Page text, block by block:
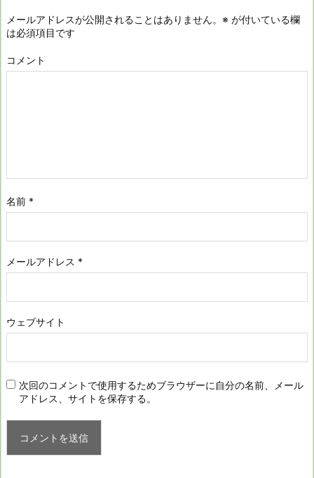
メールアドレスが公開されることはありません。 ※ が付いている欄
は必須項目です
コメント
名前 *
メールアドレス *
ウェブサイト
次回のコメントで使用するためブラウザーに自分の名前、メール
アドレス、サイトを保存する。